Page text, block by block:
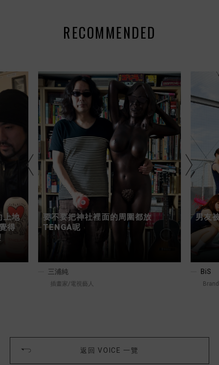
RECOMMENDED
上地
得
要不要把神社裡面的周圍都放
TENGA呢
三浦純
插畫家/電視藝人
男友
BiS
返回 VOICE 一覽